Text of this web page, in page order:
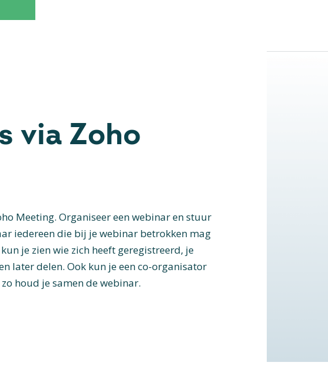
via Zoho
Meeting. Organiseer een webinar en stuur
iedereen die bij je webinar betrokken mag
je zien wie zich heeft geregistreerd, je
later delen. Ook kun je een co-organisator
houd je samen de webinar.